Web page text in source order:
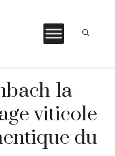
la-
viticole
du